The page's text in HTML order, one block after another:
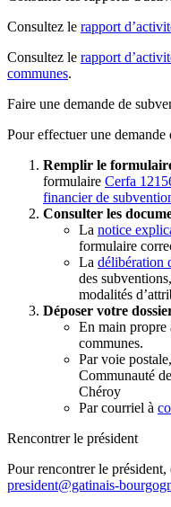
Consultez le rapport
Consultez le rapport
communes.
Faire une demande de
Pour effectuer une demande
Remplir le
formulaire Cerfa
financier de
Consulter les
La notice
formulaire
La délibération
des
modalités
Déposer votre
En main propre
communes.
Par voie
Communauté
Chéroy
Par courriel à
Rencontrer le président
Pour rencontrer le
president@gatinais-